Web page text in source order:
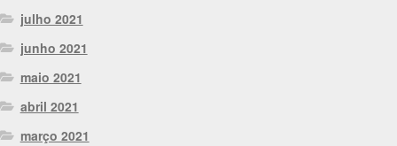
julho 2021
junho 2021
maio 2021
abril 2021
março 2021